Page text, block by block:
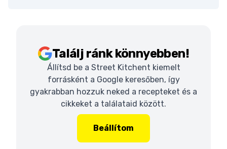
Találj ránk könnyebben!
Állítsd be a Street Kitchent kiemelt
forrásként a Google keresőben, így
gyakrabban hozzuk neked a recepteket és a
cikkeket a találataid között.
Beállítom